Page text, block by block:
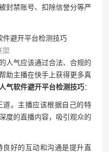
封禁账号、扣除信誉分等严
盟
人气应该通过合法、合规的
助主播在快手上获得更多真
气软件避开平台检测技巧：
。主播应该根据自己的特
度的直播内容，吸引观众的
好的互动和沟通是提升直